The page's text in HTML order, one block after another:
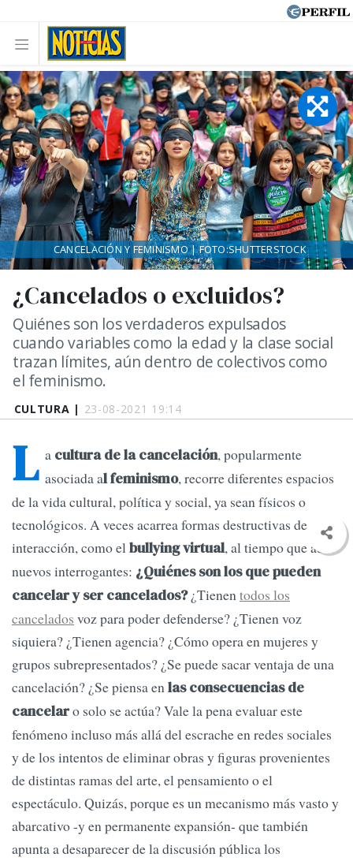
CULTURA | 23-08-2021 19:14
¿Cancelados o excluidos?
Quiénes son los verdaderos expulsados
cuando variables como la edad y la clase social
trazan límites, aún dentro de colectivos como
el feminismo.
CANCELACIÓN Y FEMINISMO | FOTO:SHUTTERSTOCK
L a cultura de la cancelación, popularmente
asociada al feminismo, recorre diferentes espacios
de la vida cultural, política y social, ya sean físicos o
tecnológicos. A veces acarrea formas destructivas de
interacción, como elbullying virtual, al tiempo que abre
nuevos interrogantes: ¿Quiénes son los que pueden
cancelar y ser cancelados?¿Tienentodos los
cancelados voz para poder defenderse? ¿Tienen voz
siquiera? ¿Tienen agencia? ¿Cómo opera en mujeres y
grupos subrepresentados? ¿Se puede sacar ventaja de una
cancelación? ¿Se piensa enlas consecuencias de
cancelaro solo se actúa? Vale la pena evaluar este
fenómeno incluso más allá del escrache en redes sociales
y de los intentos de eliminar obras y figuras provenientes
de distintas ramas del arte, el pensamiento o el
espectáculo. Quizás, porque es un mecanismo más vasto y
abarcativo -y en permanente expansión- que también
apunta a desaparecer de la discusión pública los